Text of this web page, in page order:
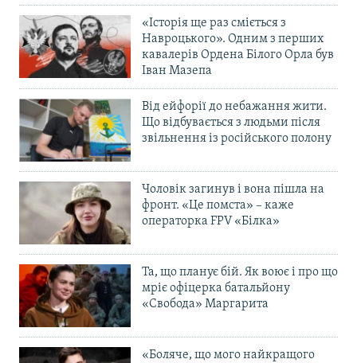
«Історія ще раз сміється з
Навроцького». Одним з перших
кавалерів Ордена Білого Орла був
Іван Мазепа
Від ейфорії до небажання жити.
Що відбувається з людьми після
звільнення із російського полону
Чоловік загинув і вона пішла на
фронт. «Це помста» – каже
операторка FPV «Білка»
Та, що планує бій. Як воює і про що
мріє офіцерка батальйону
«Свобода» Маргарита
«Боляче, що мого найкращого